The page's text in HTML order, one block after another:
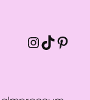
Instagram
TikTok